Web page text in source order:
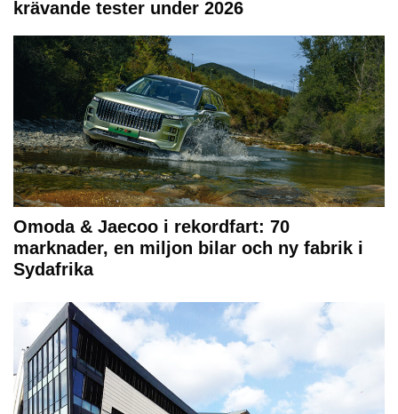
krävande tester under 2026
Omoda & Jaecoo i rekordfart: 70
marknader, en miljon bilar och ny fabrik i
Sydafrika